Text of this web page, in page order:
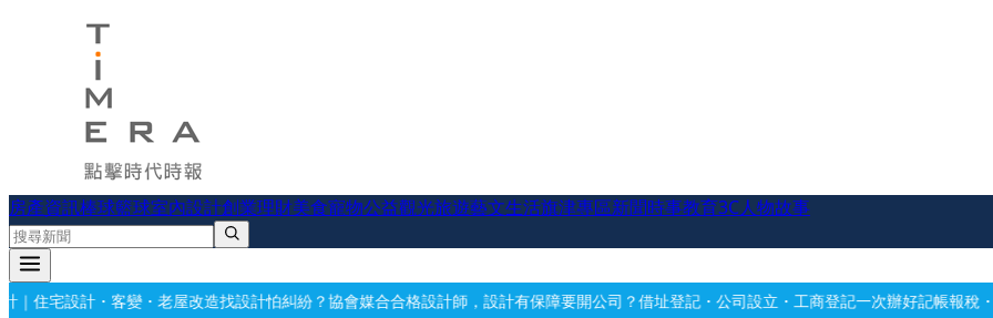
房產資訊棒球籃球室內設計創業理財美食寵物公益觀光旅遊藝文生活旗津專區新聞時事教育3C人物故事
屋改造找設計怕糾紛？協會媒合合格設計師，設計有保障要開公司？借址登記・公司設立・工商登記一次辦好記帳報稅・節稅規劃・帳務健檢借